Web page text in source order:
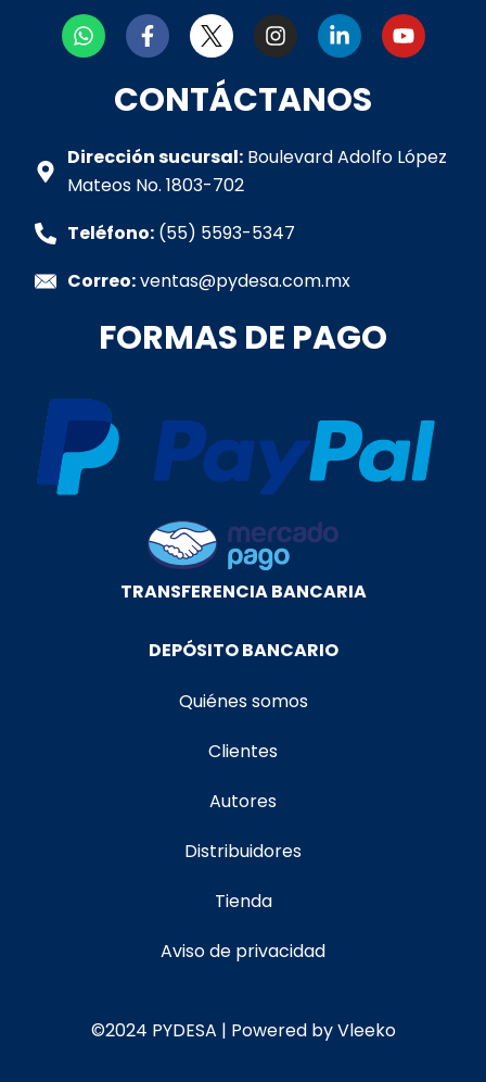
W
h
p
p
F
a
e
b
o
k
-
I
n
t
a
r
L
i
k
e
i
Y
o
e
CONTÁCTANOS
Dirección sucursal: Boulevard Adolfo López
Mateos No. 1803-702
Teléfono: (55) 5593-5347
Correo:ventas@pydesa.com.mx
FORMAS DE PAGO
TRANSFERENCIA BANCARIA
DEPÓSITO BANCARIO
Quiénes somos
Clientes
Autores
Distribuidores
Tienda
Aviso de privacidad
©2024 PYDESA | Powered by Vleeko